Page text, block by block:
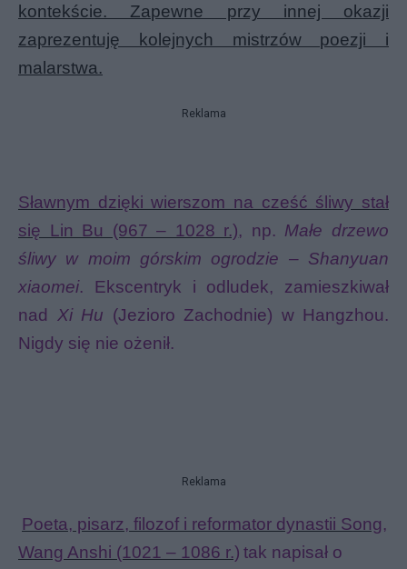
kontekście. Zapewne przy innej okazji
zaprezentuję kolejnych mistrzów poezji i
malarstwa.
Reklama
Sławnym dzięki wierszom na cześć śliwy stał
się Lin Bu (967 – 1028 r.), np. Małe drzewo
śliwy w moim górskim ogrodzie – Shanyuan
xiaomei. Ekscentryk i odludek, zamieszkiwał
nad Xi Hu (Jezioro Zachodnie) w Hangzhou.
Nigdy się nie ożenił.
Reklama
Poeta, pisarz, filozof i reformator dynastii Song,
Wang Anshi (1021 – 1086 r.) tak napisał o